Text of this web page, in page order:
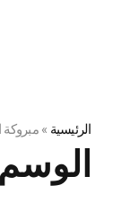
الرئيسية »مبروكة